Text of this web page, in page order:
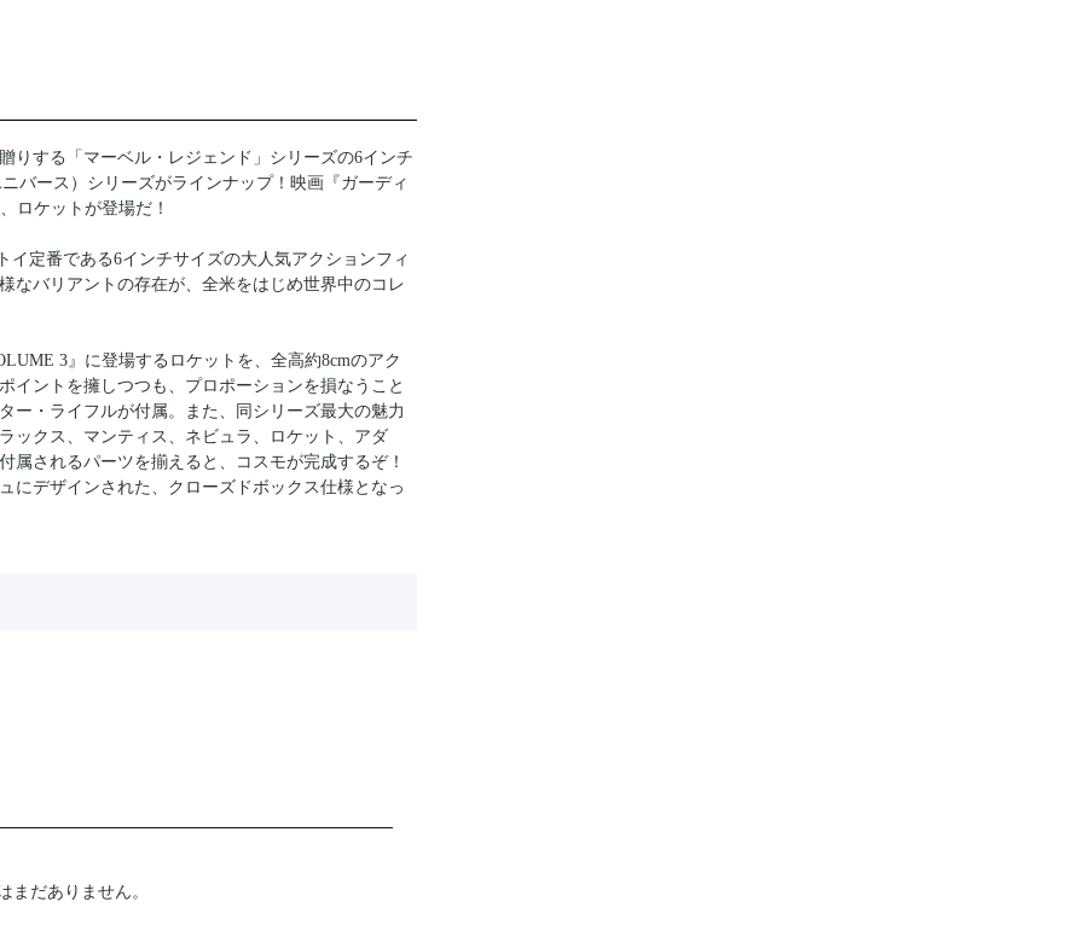
りする「マーベル・レジェンド」シリーズの6インチ
バース）シリーズがラインナップ！映画『ガーディ
ロケットが登場だ！
定番である6インチサイズの大人気アクションフィ
なバリアントの存在が、全米をはじめ世界中のコレ
3』に登場するロケットを、全高約8cmのアク
イントを擁しつつも、プロポーションを損なうこと
ー・ライフルが付属。また、同シリーズ最大の魅力
ックス、マンティス、ネビュラ、ロケット、アダ
属されるパーツを揃えると、コスモが完成するぞ！
にデザインされた、クローズドボックス仕様となっ
まだありません。